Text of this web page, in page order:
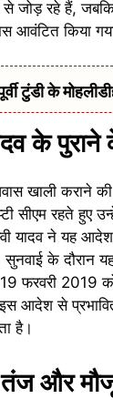
से जोड़ रहे हैं,
आवंटित किया
टुंडी के
के
खाली कराने
सीएम रहते हुए
यादव ने यह
सुनवाई के दौरान
फरवरी 2019
आदेश से प्रभावित
है।
और